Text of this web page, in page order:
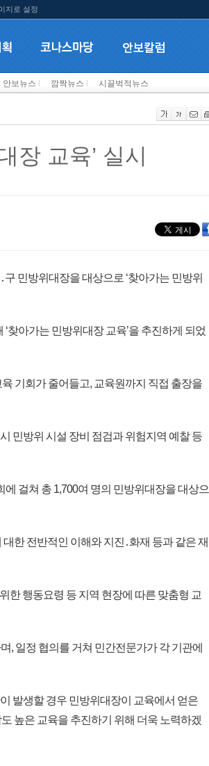
지로 설정
안보뉴스 깜짝뉴스 시끌벅적뉴스
장 교육’ 실시
민방위대장을 대상으로 ‘찾아가는 민방위
찾아가는 민방위대장 교육’을 추진하게 되었
기회가 줄어들고, 교육원까지 직접 출장을
민방위 시설 장비 점검과 위험지역 예찰 등
걸쳐 총 1,700여 명의 민방위대장을 대상으
한 전반적인 이해와 지진․화재 등과 같은 재
한 행동요령 등 지역 현장에 따른 맞춤형 교
, 일정 협의를 거쳐 민간전문가가 각 기관에
발생할 경우 민방위대장이 교육에서 얻은
높은 교육을 추진하기 위해 더욱 노력하겠